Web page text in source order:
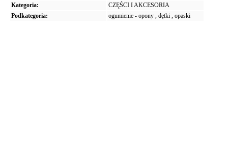
Kategoria:
CZĘŚCI I AKCESORIA
Podkategoria:
ogumienie - opony , dętki , opaski